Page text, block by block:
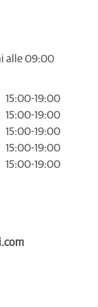
alle 09:00
15:00-19:00
15:00-19:00
15:00-19:00
15:00-19:00
15:00-19:00